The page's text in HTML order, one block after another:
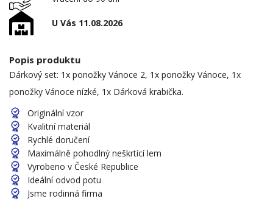
U Vás 11.08.2026
Popis produktu
Dárkový set: 1x ponožky Vánoce 2, 1x ponožky Vánoce, 1x
ponožky Vánoce nízké, 1x Dárková krabička.
Originální vzor
Kvalitní materiál
Rychlé doručení
Maximálně pohodlný neškrtící lem
Vyrobeno v České Republice
Ideální odvod potu
Jsme rodinná firma